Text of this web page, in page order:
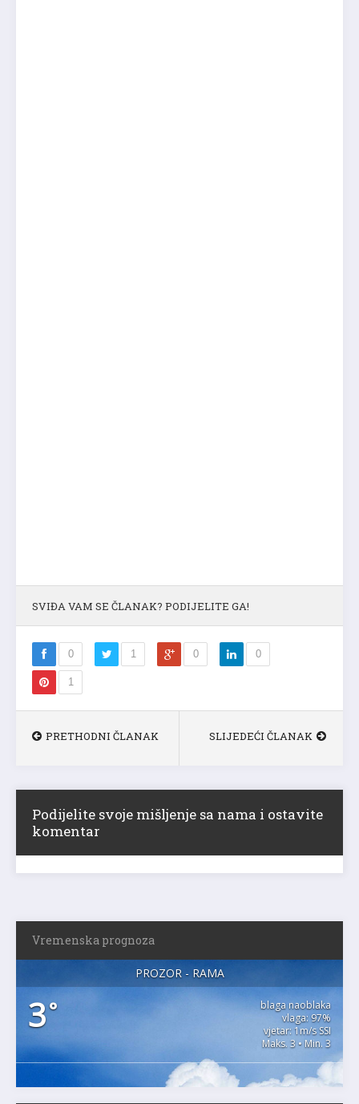
SVIĐA VAM SE ČLANAK? PODIJELITE GA!
0 1 0 0
1
PRETHODNI ČLANAK SLIJEDEĆI ČLANAK
Podijelite svoje mišljenje sa nama i ostavite
komentar
Vremenska prognoza
PROZOR - RAMA
3°
blaga naoblaka
vlaga: 97%
vjetar: 1m/s SSI
Maks. 3 • Min. 3